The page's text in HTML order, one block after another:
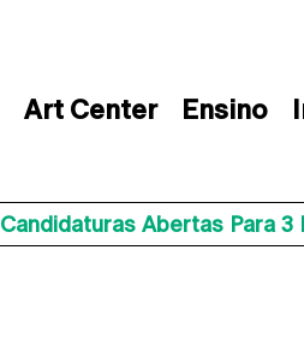
Art Center Ensino
Candidaturas Abertas Para